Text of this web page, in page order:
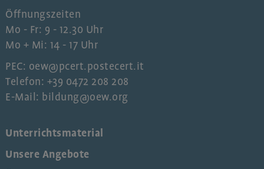
Öffnungszeiten
Mo - Fr: 9 - 12.30 Uhr
Mo + Mi: 14 - 17 Uhr
PEC: oew@pcert.postecert.it
Telefon: +39 0472 208 208
E-Mail: bildung@oew.org
Unterrichtsmaterial
Unsere Angebote